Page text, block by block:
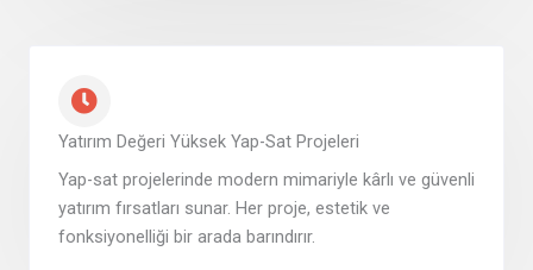
Yatırım Değeri Yüksek Yap-Sat Projeleri
Yap-sat projelerinde modern mimariyle kârlı ve güvenli
yatırım fırsatları sunar. Her proje, estetik ve
fonksiyonelliği bir arada barındırır.